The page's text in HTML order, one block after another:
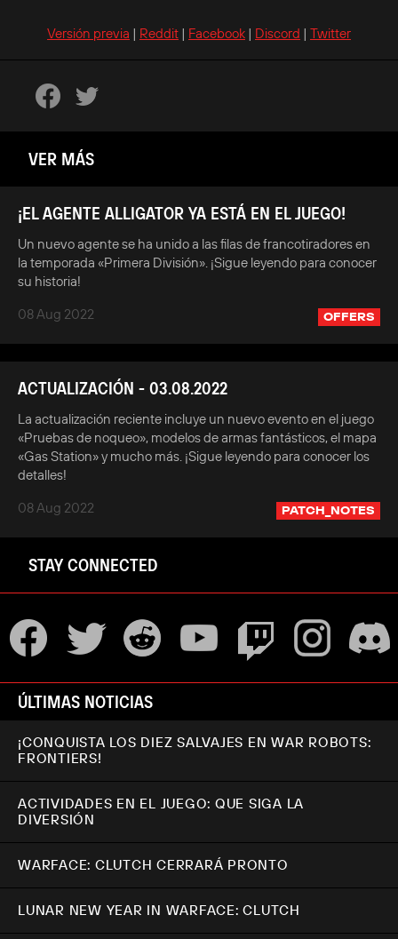
Versión previa | Reddit | Facebook | Discord | Twitter
VER MÁS
¡EL AGENTE ALLIGATOR YA ESTÁ EN EL JUEGO!
Un nuevo agente se ha unido a las filas de francotiradores en
la temporada «Primera División». ¡Sigue leyendo para conocer
su historia!
08 Aug 2022
OFFERS
ACTUALIZACIÓN - 03.08.2022
La actualización reciente incluye un nuevo evento en el juego
«Pruebas de noqueo», modelos de armas fantásticos, el mapa
«Gas Station» y mucho más. ¡Sigue leyendo para conocer los
detalles!
08 Aug 2022
PATCH_NOTES
STAY CONNECTED
ÚLTIMAS NOTICIAS
¡CONQUISTA LOS DIEZ SALVAJES EN WAR ROBOTS:
FRONTIERS!
ACTIVIDADES EN EL JUEGO: QUE SIGA LA
DIVERSIÓN
WARFACE: CLUTCH CERRARÁ PRONTO
LUNAR NEW YEAR IN WARFACE: CLUTCH